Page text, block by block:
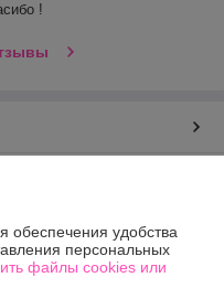
!
удобства
персональных
файлы cookies или